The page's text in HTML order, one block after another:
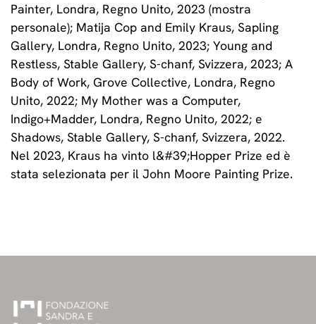
Painter, Londra, Regno Unito, 2023 (mostra
personale); Matija Cop and Emily Kraus, Sapling
Gallery, Londra, Regno Unito, 2023; Young and
Restless, Stable Gallery, S-chanf, Svizzera, 2023; A
Body of Work, Grove Collective, Londra, Regno
Unito, 2022; My Mother was a Computer,
Indigo+Madder, Londra, Regno Unito, 2022; e
Shadows, Stable Gallery, S-chanf, Svizzera, 2022.
Nel 2023, Kraus ha vinto l&#39;Hopper Prize ed è
stata selezionata per il John Moore Painting Prize.